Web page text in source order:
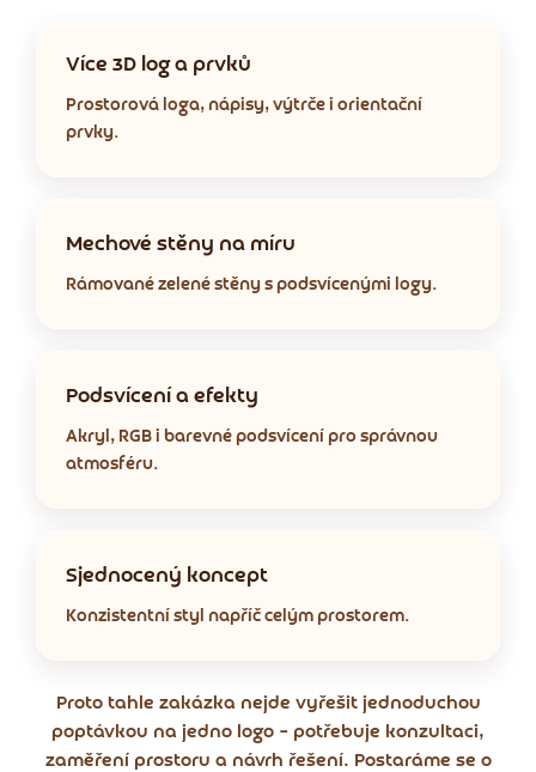
Více 3D log a prvků
Prostorová loga, nápisy, výtrče i orientační
prvky.
Mechové stěny na míru
Rámované zelené stěny s podsvícenými logy.
Podsvícení a efekty
Akryl, RGB i barevné podsvícení pro správnou
atmosféru.
Sjednocený koncept
Konzistentní styl napříč celým prostorem.
Proto tahle zakázka nejde vyřešit jednoduchou
poptávkou na jedno logo – potřebuje konzultaci,
zaměření prostoru a návrh řešení. Postaráme se o